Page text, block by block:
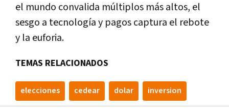
el mundo convalida múltiplos más altos, el
sesgo a tecnología y pagoscaptura el rebote
y la euforia.
TEMAS RELACIONADOS
elecciones cedear dolar inversion